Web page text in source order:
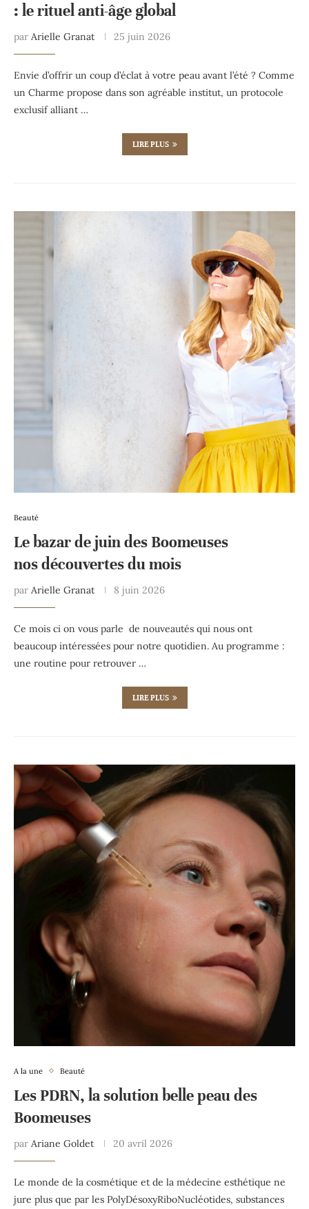
: le rituel anti-âge global
par Arielle Granat 25 juin 2026
Envie d’offrir un coup d’éclat à votre peau avant l’été ? Comme
un Charme propose dans son agréable institut, un protocole
exclusif alliant …
LIRE PLUS
Beauté
Le bazar de juin des Boomeuses
nos découvertes du mois
par Arielle Granat 8 juin 2026
Ce mois ci on vous parle de nouveautés qui nous ont
beaucoup intéressées pour notre quotidien. Au programme :
une routine pour retrouver …
LIRE PLUS
A la une Beauté
Les PDRN, la solution belle peau des
Boomeuses
par Ariane Goldet 20 avril 2026
Le monde de la cosmétique et de la médecine esthétique ne
jure plus que par les PolyDésoxyRiboNucléotides, substances